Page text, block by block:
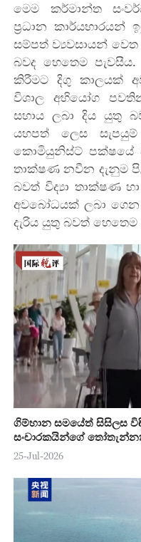
මෙම කර්මාන්ත
ප්‍රධාන
සම්පත් ව්‍යවසායන්
බවද හෙතෙම
කිරීමට දිගු කාලයක්
විශාල අභියෝග
සහාය ලබා දිය යුතු
යහපත් ලෙස
කොමියුනිස්ට් පක්ෂයේ
තාක්ෂණ නවීන දැනුම
බවත් විද්‍යා තාක්ෂණ
අවබෝධයක් ලබා
දැරිය යුතු බවත් හෙතෙම
ගිම්හාන සමයේත් සිසිලස
සංචාරකයින්ගේ
25-Jul-2026